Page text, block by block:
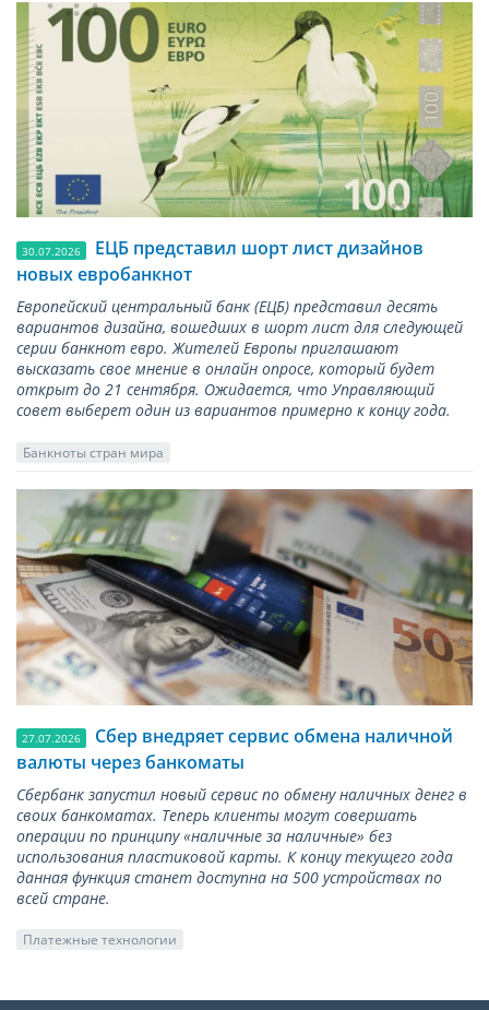
30.07.2026
ЕЦБ представил шорт лист дизайнов
новых евробанкнот
Европейский центральный банк (ЕЦБ) представил десять
вариантов дизайна, вошедших в шорт лист для следующей
серии банкнот евро. Жителей Европы приглашают
высказать свое мнение в онлайн опросе, который будет
открыт до 21 сентября. Ожидается, что Управляющий
совет выберет один из вариантов примерно к концу года.
Банкноты стран мира
27.07.2026
Сбер внедряет сервис обмена наличной
валюты через банкоматы
Сбербанк запустил новый сервис по обмену наличных денег в
своих банкоматах. Теперь клиенты могут совершать
операции по принципу «наличные за наличные» без
использования пластиковой карты. К концу текущего года
данная функция станет доступна на 500 устройствах по
всей стране.
Платежные технологии